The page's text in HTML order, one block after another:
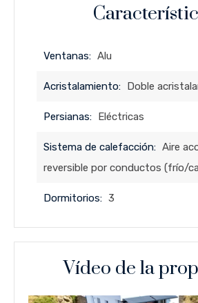
Ventanas: Alu
Acristalamiento: Doble
Persianas: Eléctricas
Sistema de calefacción: Aire
reversible por conductos (frío/
Dormitorios: 3
Vídeo de la